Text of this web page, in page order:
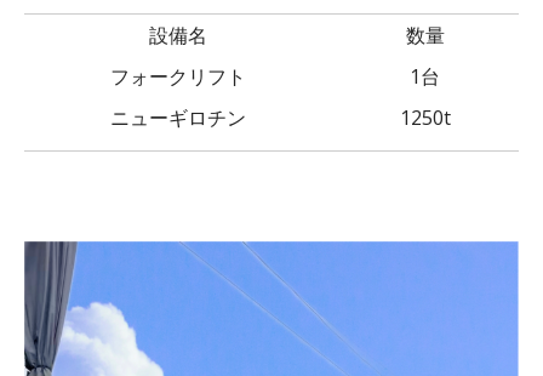
設備名
フォークリフト
ニューギロチン
数量
1台
1250t